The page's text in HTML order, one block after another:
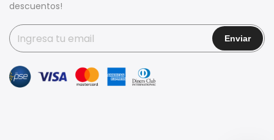
descuentos!